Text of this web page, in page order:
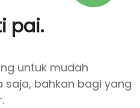
pai.
untuk mudah
saja, bahkan bagi yang